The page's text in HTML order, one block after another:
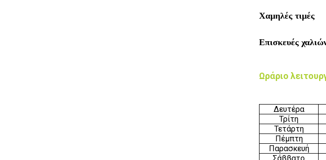
Χαμηλές τιμές
Επισκευές
Ωράριο
Δευτέρα
Τρίτη
Τετάρτη
Πέμπτη
Παρασκευή